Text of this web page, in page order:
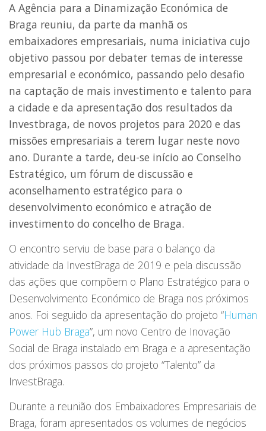
A Agência para a Dinamização Económica de
Braga reuniu, da parte da manhã os
embaixadores empresariais, numa iniciativa cujo
objetivo passou por debater temas de interesse
empresarial e económico, passando pelo desafio
na captação de mais investimento e talento para
a cidade e da apresentação dos resultados da
Investbraga, de novos projetos para 2020 e das
missões empresariais a terem lugar neste novo
ano. Durante a tarde, deu-se início ao Conselho
Estratégico, um fórum de discussão e
aconselhamento estratégico para o
desenvolvimento económico e atração de
investimento do concelho de Braga.
O encontro serviu de base para o balanço da
atividade da InvestBraga de 2019 e pela discussão
das ações que compõem o Plano Estratégico para o
Desenvolvimento Económico de Braga nos próximos
anos. Foi seguido da apresentação do projeto “Human
Power Hub Braga”, um novo Centro de Inovação
Social de Braga instalado em Braga e a apresentação
dos próximos passos do projeto “Talento” da
InvestBraga.
Durante a reunião dos Embaixadores Empresariais de
Braga, foram apresentados os volumes de negócios